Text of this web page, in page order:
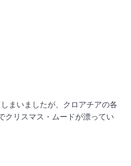
まいましたが、クロアチアの各
クリスマス・ムードが漂ってい